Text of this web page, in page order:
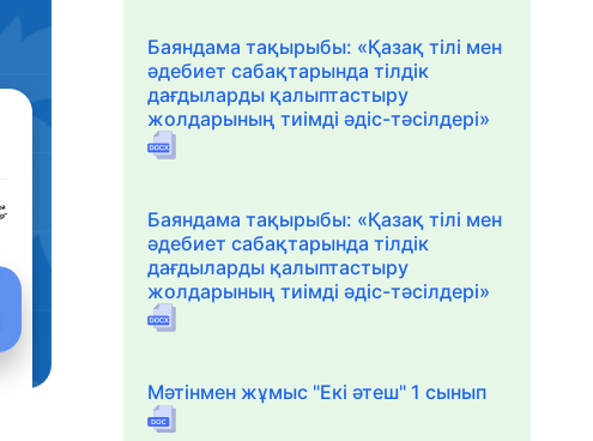
Баяндама тақырыбы: «Қазақ тілі мен
әдебиет сабақтарында тілдік
дағдыларды қалыптастыру
жолдарының тиімді әдіс-тәсілдері»
Баяндама тақырыбы: «Қазақ тілі мен
әдебиет сабақтарында тілдік
дағдыларды қалыптастыру
жолдарының тиімді әдіс-тәсілдері»
Мәтінмен жұмыс "Екі әтеш" 1 сынып